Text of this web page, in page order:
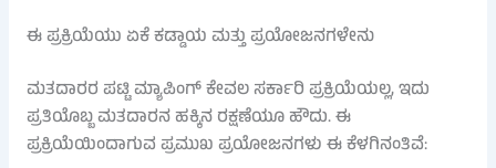
ಈ ಪ್ರಕ್ರಿಯೆಯು ಏಕೆ ಕಡ್ಡಾಯ ಮತ್ತು ಪ್ರಯೋಜನಗಳೇನು
ಮತದಾರರ ಪಟ್ಟಿ ಮ್ಯಾಪಿಂಗ್ ಕೇವಲ ಸರ್ಕಾರಿ ಪ್ರಕ್ರಿಯೆಯಲ್ಲ, ಇದು
ಪ್ರತಿಯೊಬ್ಬ ಮತದಾರನ ಹಕ್ಕಿನ ರಕ್ಷಣೆಯೂ ಹೌದು. ಈ
ಪ್ರಕ್ರಿಯೆಯಿಂದಾಗುವ ಪ್ರಮುಖ ಪ್ರಯೋಜನಗಳು ಈ ಕೆಳಗಿನಂತಿವೆ: